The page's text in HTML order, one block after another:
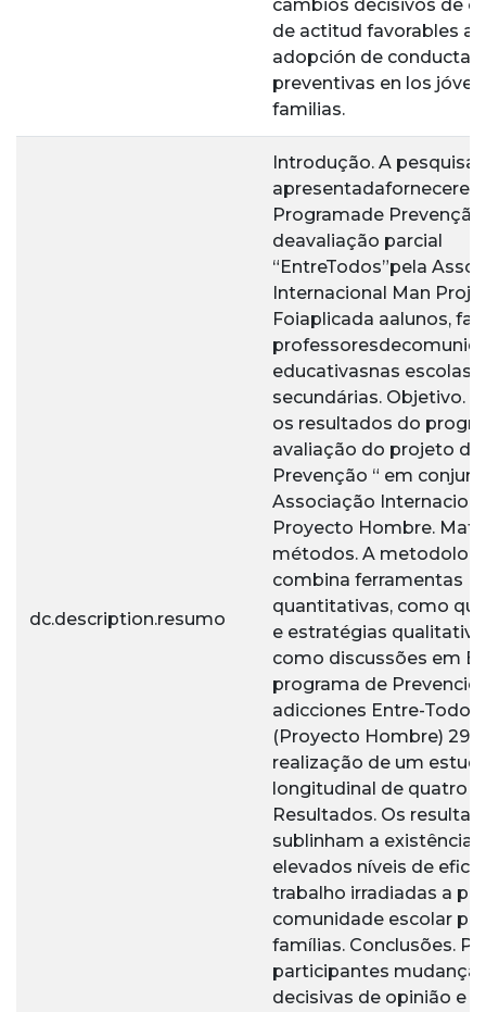
cambios decisivos de
de actitud favorables a
adopción de conductas
preventivas en los
familias.
dc.description.resumo
Introdução. A pesquisa
Programade Prevenção
deavaliação parcial
“EntreTodos”pela
Internacional Man
Foiaplicada aalunos,
educativasnas escolas
secundárias. Objetivo.
os resultados do
avaliação do projeto de
Prevenção “ em
Associação
Proyecto Hombre.
métodos. A
combina ferramentas
quantitativas, como
e estratégias
como discussões em
programa de
adicciones Entre-Todos
(Proyecto Hombre) 29
realização de um
longitudinal de quatro
Resultados. Os
sublinham a existência
elevados níveis de
trabalho irradiadas a
comunidade escolar
famílias. Conclusões.
participantes
decisivas de opinião e